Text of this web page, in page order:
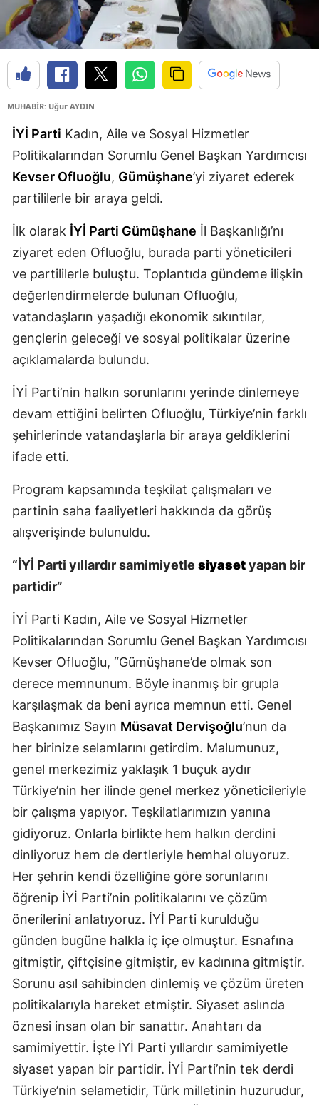
Giresun
Gümüşhane
Hakkari
Isparta
Mersin
Kars
Kastamonu
Kayseri
Kırklareli
Kocaeli
Konya
Malatya
Manisa
Mardin
Muş
Nevşehir
Niğde
Ordu
Rize
Sakarya
Samsun
Siirt
Sinop
Sivas
Tekirdağ
Trabzon
Tunceli
Şanlıurfa
Uşak
MUHABİR: Uğur AYDIN
İYİ Parti Kadın, Aile ve Sosyal Hizmetler
Politikalarından Sorumlu Genel Başkan Yardımcısı
Kevser Ofluoğlu, Gümüşhane’yi ziyaret ederek
partililerle bir araya geldi.
İlk olarak İYİ Parti Gümüşhane İl Başkanlığı’nı
ziyaret eden Ofluoğlu, burada parti yöneticileri
ve partililerle buluştu. Toplantıda gündeme ilişkin
değerlendirmelerde bulunan Ofluoğlu,
vatandaşların yaşadığı ekonomik sıkıntılar,
gençlerin geleceği ve sosyal politikalar üzerine
açıklamalarda bulundu.
İYİ Parti’nin halkın sorunlarını yerinde dinlemeye
devam ettiğini belirten Ofluoğlu, Türkiye’nin farklı
şehirlerinde vatandaşlarla bir araya geldiklerini
ifade etti.
Program kapsamında teşkilat çalışmaları ve
partinin saha faaliyetleri hakkında da görüş
alışverişinde bulunuldu.
“İYİ Parti yıllardır samimiyetle siyasetyapan bir
partidir”
İYİ Parti Kadın, Aile ve Sosyal Hizmetler
Politikalarından Sorumlu Genel Başkan Yardımcısı
Kevser Ofluoğlu, “Gümüşhane’de olmak son
derece memnunum. Böyle inanmış bir grupla
karşılaşmak da beni ayrıca memnun etti. Genel
Başkanımız Sayın Müsavat Dervişoğlu’nun da
her birinize selamlarını getirdim. Malumunuz,
genel merkezimiz yaklaşık 1 buçuk aydır
Türkiye’nin her ilinde genel merkez yöneticileriyle
bir çalışma yapıyor. Teşkilatlarımızın yanına
gidiyoruz. Onlarla birlikte hem halkın derdini
dinliyoruz hem de dertleriyle hemhal oluyoruz.
Her şehrin kendi özelliğine göre sorunlarını
öğrenip İYİ Parti’nin politikalarını ve çözüm
önerilerini anlatıyoruz. İYİ Parti kurulduğu
günden bugüne halkla iç içe olmuştur. Esnafına
gitmiştir, çiftçisine gitmiştir, ev kadınına gitmiştir.
Sorunu asıl sahibinden dinlemiş ve çözüm üreten
politikalarıyla hareket etmiştir. Siyaset aslında
öznesi insan olan bir sanattır. Anahtarı da
samimiyettir. İşte İYİ Parti yıllardır samimiyetle
siyaset yapan bir partidir. İYİ Parti’nin tek derdi
Türkiye’nin selametidir, Türk milletinin huzurudur,